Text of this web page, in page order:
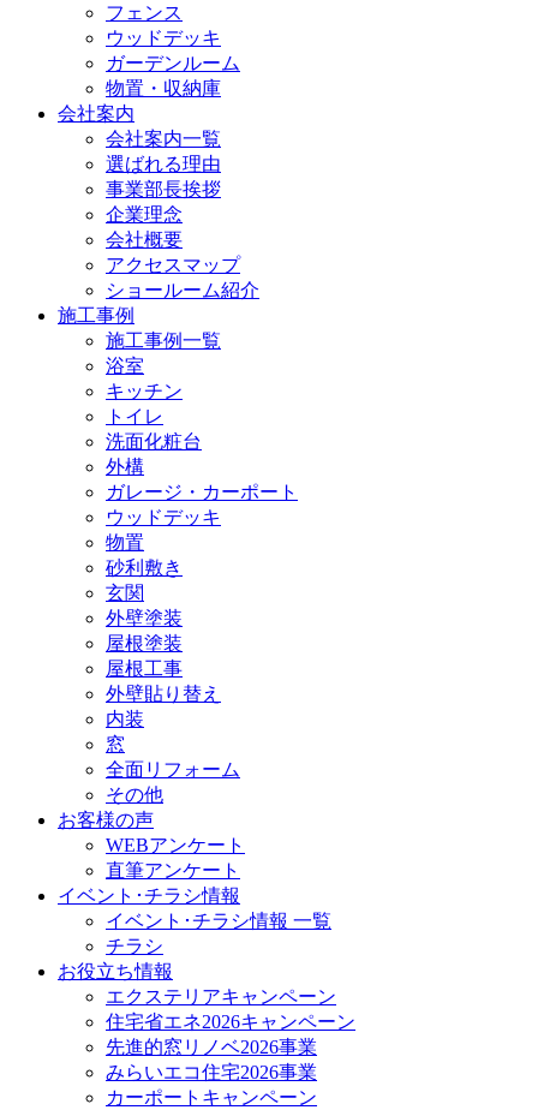
フェンス
ウッドデッキ
ガーデンルーム
物置・収納庫
会社案内
会社案内一覧
選ばれる理由
事業部長挨拶
企業理念
会社概要
アクセスマップ
ショールーム紹介
施工事例
施工事例一覧
浴室
キッチン
トイレ
洗面化粧台
外構
ガレージ・カーポート
ウッドデッキ
物置
砂利敷き
玄関
外壁塗装
屋根塗装
屋根工事
外壁貼り替え
内装
窓
全面リフォーム
その他
お客様の声
WEBアンケート
直筆アンケート
イベント･チラシ情報
イベント･チラシ情報 一覧
チラシ
お役立ち情報
エクステリアキャンペーン
住宅省エネ2026キャンペーン
先進的窓リノベ2026事業
みらいエコ住宅2026事業
カーポートキャンペーン